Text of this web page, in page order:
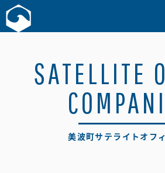
お問い合わせ
SATELLITE
美波町サテライトオフ